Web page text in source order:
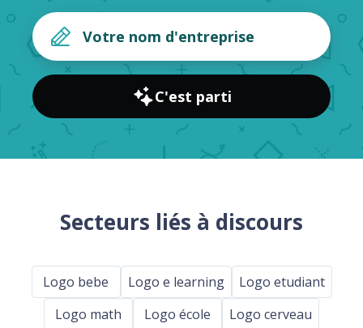
C'est parti
Secteurs liés à discours
Logo bebe Logo e learning
Logo etudiant
Logo math
Logo école
Logo cerveau